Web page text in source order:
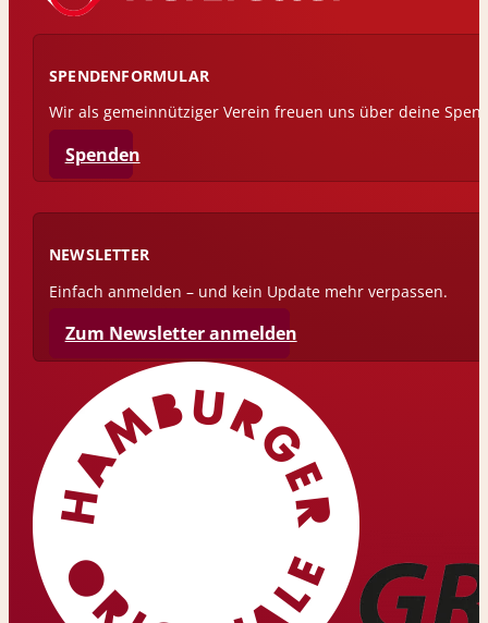
NEWSLETTER
Einfach anmelden – und kein Update mehr verpassen.
Zum Newsletter anmelden
SPENDENFORMULAR
Wir als gemeinnütziger Verein freuen uns über deine
Spenden